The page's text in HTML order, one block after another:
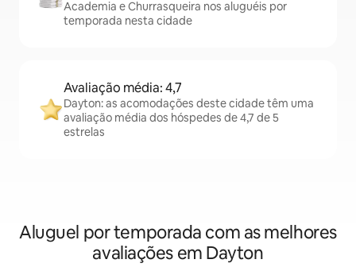
Academia e Churrasqueira nos aluguéis por
temporada nesta cidade
Avaliação média: 4,7
Dayton: as acomodações deste cidade têm uma
avaliação média dos hóspedes de 4,7 de 5
estrelas
Aluguel por temporada com as melhores
avaliações em Dayton